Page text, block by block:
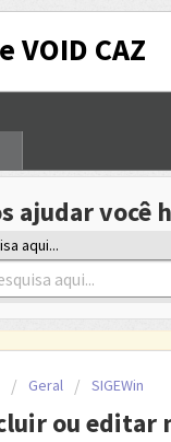
VOID CAZ
ajudar você
aqui...
Geral SIGEWin
ou